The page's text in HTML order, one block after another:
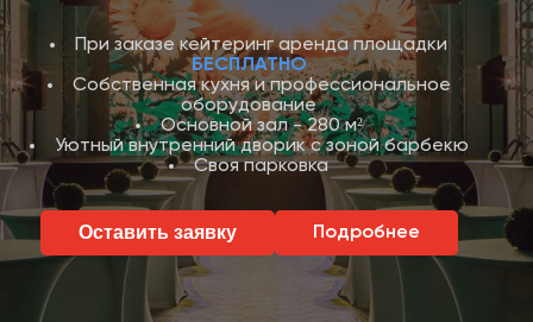
При заказе кейтеринг аренда площадки
БЕСПЛАТНО
Собственная кухня и профессиональное
оборудование
Основной зал - 280 м²
Уютный внутренний дворик с зоной барбекю
Своя парковка
Оставить заявку Подробнее